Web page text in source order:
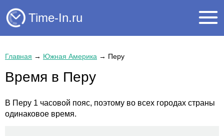
Time-In.ru
Главная → Южная Америка → Перу
Время в Перу
В Перу 1 часовой пояс, поэтому во всех городах страны
одинаковое время.